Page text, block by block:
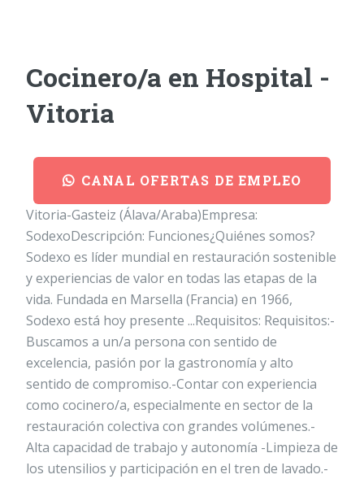
Cocinero/a en Hospital -
Vitoria
CANAL OFERTAS DE EMPLEO
Vitoria-Gasteiz (Álava/Araba)Empresa:
SodexoDescripción: Funciones¿Quiénes somos?
Sodexo es líder mundial en restauración sostenible
y experiencias de valor en todas las etapas de la
vida. Fundada en Marsella (Francia) en 1966,
Sodexo está hoy presente ...Requisitos: Requisitos:-
Buscamos a un/a persona con sentido de
excelencia, pasión por la gastronomía y alto
sentido de compromiso.-Contar con experiencia
como cocinero/a, especialmente en sector de la
restauración colectiva con grandes volúmenes.-
Alta capacidad de trabajo y autonomía -Limpieza de
los utensilios y participación en el tren de lavado.-